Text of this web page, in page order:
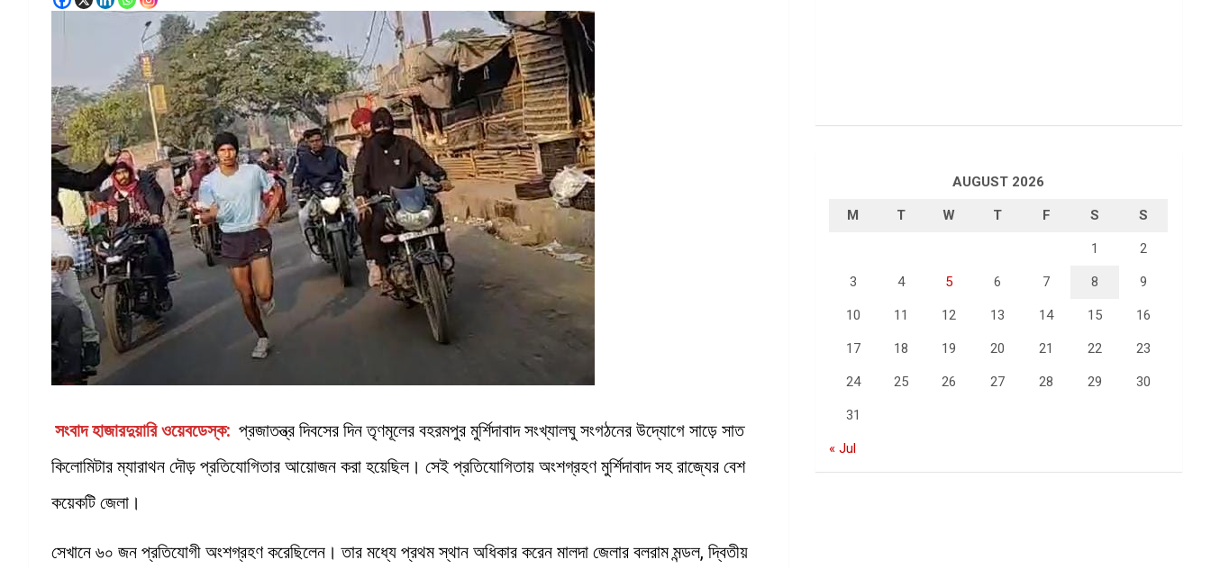
সংবাদ হাজারদুয়ারি ওয়েবডেস্ক: প্রজাতন্ত্র দিবসের দিন তৃণমূলের বহরমপুর মুর্শিদাবাদ সংখ্যালঘু সংগঠনের উদ্যোগে সাড়ে সাত
কিলোমিটার ম্যারাথন দৌড় প্রতিযোগিতার আয়োজন করা হয়েছিল। সেই প্রতিযোগিতায় অংশগ্রহণ মুর্শিদাবাদ সহ রাজ্যের বেশ
কয়েকটি জেলা।
সেখানে ৬০ জন প্রতিযোগী অংশগ্রহণ করেছিলেন। তার মধ্যে প্রথম স্থান অধিকার করেন মালদা জেলার বলরাম মন্ডল, দ্বিতীয়
AUGUST 2026
M T W T F S S
1 2
3 4 5 6 7 8 9
10 11 12 13 14 15 16
17 18 19 20 21 22 23
24 25 26 27 28 29 30
31
« Jul